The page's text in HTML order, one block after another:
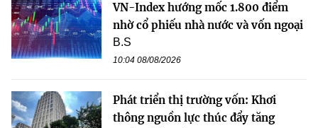
VN-Index hướng mốc 1.800 điểm
nhờ cổ phiếu nhà nước và vốn ngoại
B.S
10:04 08/08/2026
Phát triển thị trường vốn: Khơi
thông nguồn lực thúc đẩy tăng